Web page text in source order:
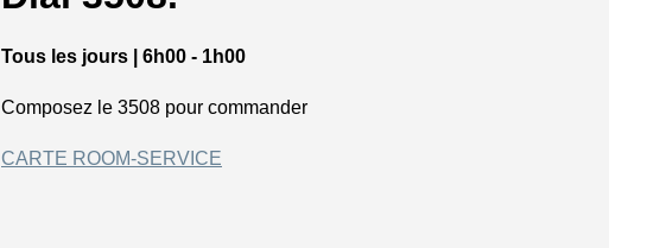
Tous les jours | 6h00 - 1h00
Composez le 3508 pour commander
CARTE ROOM-SERVICE